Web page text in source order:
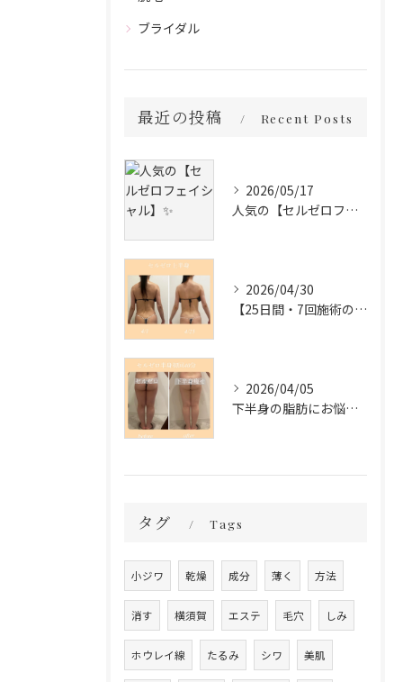
ブライダル
最近の投稿 Recent Posts
2026/05/17
人気の【セルゼロフェイシャル】✨
2026/04/30
【25日間・7回施術の変化✨】
2026/04/05
下半身の脂肪にお悩みの方必見❣️
タグ Tags
小ジワ 乾燥 成分 薄く 方法
消す 横須賀 エステ 毛穴 しみ
ホウレイ線 たるみ シワ 美肌